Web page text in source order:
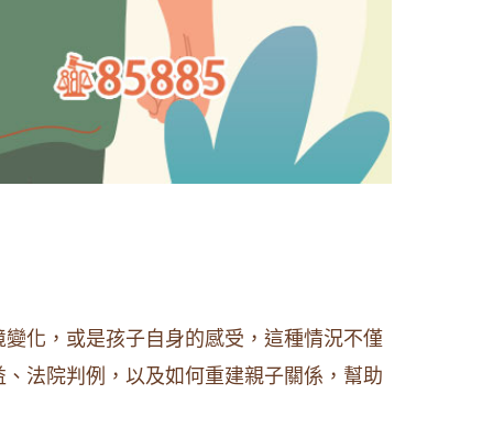
化，或是孩子自身的感受，這種情況不僅
法院判例，以及如何重建親子關係，幫助